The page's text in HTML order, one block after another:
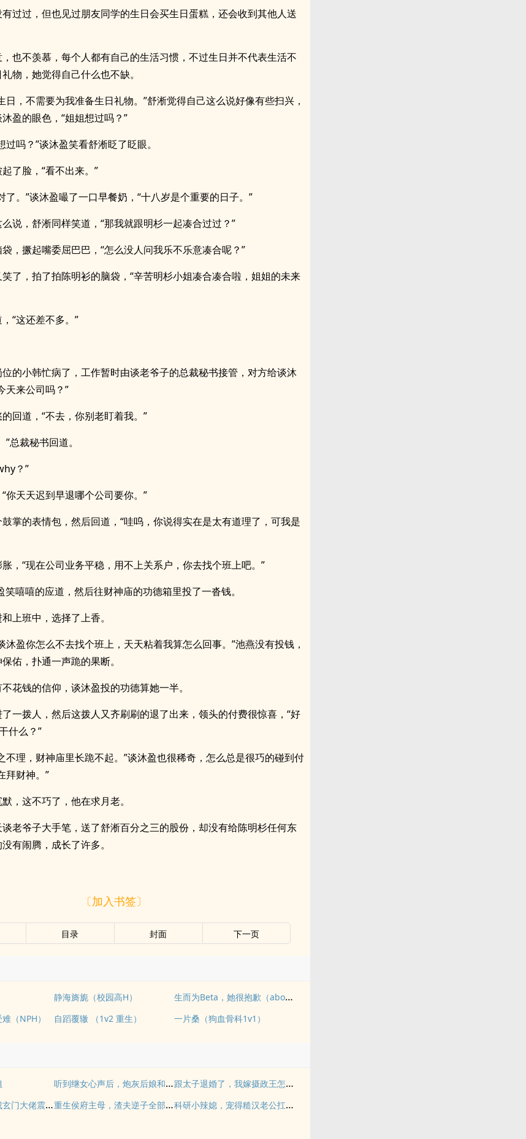
过过，但也见过朋友同学的生日会买生日蛋糕，还会收到其他人送
也不羡慕，每个人都有自己的生活习惯，不过生日并不代表生活不
物，她觉得自己什么也不缺。
日，不需要为我准备生日礼物。”舒淅觉得自己这么说好像有些扫兴，
盈的眼色，“姐姐想过吗？”
过吗？”谈沐盈笑看舒淅眨了眨眼。
了脸，“看不出来。”
了。”谈沐盈嘬了一口早餐奶，“十八岁是个重要的日子。”
说，舒淅同样笑道，“那我就跟明杉一起凑合过过？”
，撅起嘴委屈巴巴，“怎么没人问我乐不乐意凑合呢？”
了，拍了拍陈明衫的脑袋，“辛苦明杉小姐凑合凑合啦，姐姐的未来
“这还差不多。”
的小韩忙病了，工作暂时由谈老爷子的总裁秘书接管，对方给谈沐
天来公司吗？”
回道，“不去，你别老盯着我。”
总裁秘书回道。
？”
你天天迟到早退哪个公司要你。”
掌的表情包，然后回道，“哇呜，你说得实在是太有道理了，可我是
，“现在公司业务平稳，用不上关系户，你去找个班上吧。”
笑嘻嘻的应道，然后往财神庙的功德箱里投了一沓钱。
上班中，选择了上香。
沐盈你怎么不去找个班上，天天粘着我算怎么回事。”池燕没有投钱，
佑，扑通一声跪的果断。
花钱的信仰，谈沐盈投的功德算她一半。
一拨人，然后这拨人又齐刷刷的退了出来，领头的付费很惊喜，“好
什么？”
不理，财神庙里长跪不起。”谈沐盈也很稀奇，怎么总是很巧的碰到付
拜财神。”
，这不巧了，他在求月老。
老爷子大手笔，送了舒淅百分之三的股份，却没有给陈明杉任何东
有闹腾，成长了许多。
〔加入书签〕
目录 封面 下一页
静海旖旎（校园高H） 生而为Beta，她很抱歉（abo np)
（NPH） 自蹈覆辙 （1v2 重生） 一片桑（狗血骨科1v1）
听到继女心声后，炮灰后娘和离虐全家
跟太子退婚了，我嫁摄政王怎么了
重生后，真千金成玄门大佬震惊全球
重生侯府主母，渣夫逆子全部火葬场 科研小辣媳，宠得糙汉老公扛不了